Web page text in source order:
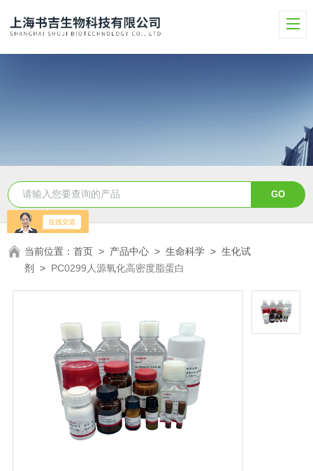
当前位置：首页 > 产品中心 >生命科学 >生化试
剂 > PC0299人源氧化高密度脂蛋白